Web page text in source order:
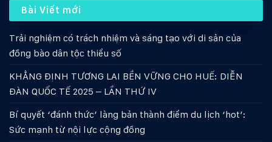
Bài Viết mới
Trải nghiệm có trách nhiệm và sáng tạo với di sản của
đồng bào dân tộc thiểu số
KHẲNG ĐỊNH TƯƠNG LAI BỀN VỮNG CHO HUẾ: DIỄN
ĐÀN QUỐC TẾ 2025 – LẦN THỨ IV
Bí quyết ‘đánh thức’ làng bản thành điểm du lịch ‘hot’:
Sức mạnh từ nội lực cộng đồng